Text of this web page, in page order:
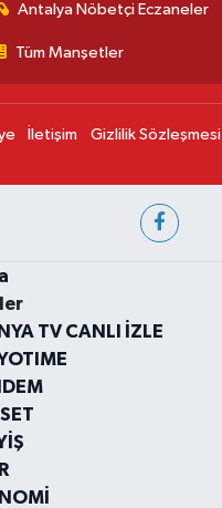
Antalya Nöbetçi Eczaneler
Tüm Manşetler
İletişim Gizlilik Sözleşmesi
TV CANLI İZLE